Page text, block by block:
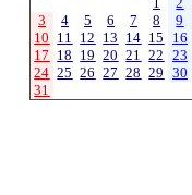
3
4 5 6 7 8
9
10 11 12 13 14 15
16
17 18 19 20 21 22 23
24 25 26 27 28 29 30
31